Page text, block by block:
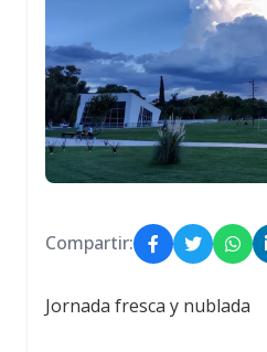
Compartir:
Jornada fresca y nublada